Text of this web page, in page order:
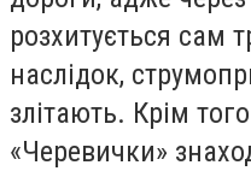
розхитується сам
наслідок,
злітають. Крім
«Черевички»